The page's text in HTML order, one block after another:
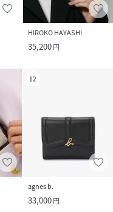
HIROKO HAYASHI
35,200円
12
agnes b.
33,000円